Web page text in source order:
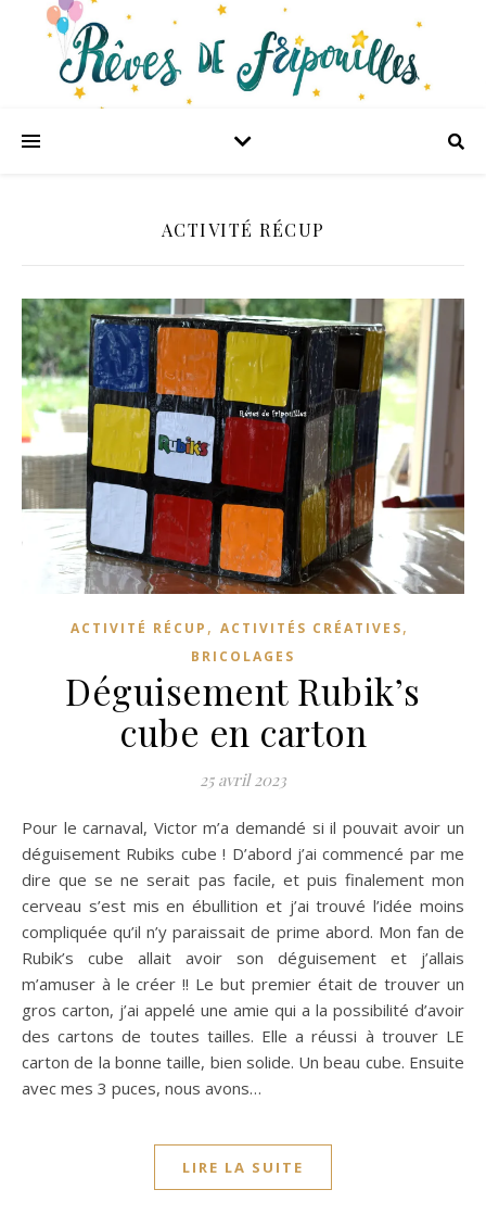
ACTIVITÉ RÉCUP
ACTIVITÉ RÉCUP , ACTIVITÉS CRÉATIVES,
BRICOLAGES
Déguisement Rubik’s
cube en carton
25 avril 2023
Pour le carnaval, Victor m’a demandé si il pouvait avoir un
déguisement Rubiks cube ! D’abord j’ai commencé par me
dire que se ne serait pas facile, et puis finalement mon
cerveau s’est mis en ébullition et j’ai trouvé l’idée moins
compliquée qu’il n’y paraissait de prime abord. Mon fan de
Rubik’s cube allait avoir son déguisement et j’allais
m’amuser à le créer !! Le but premier était de trouver un
gros carton, j’ai appelé une amie qui a la possibilité d’avoir
des cartons de toutes tailles. Elle a réussi à trouver LE
carton de la bonne taille, bien solide. Un beau cube. Ensuite
avec mes 3 puces, nous avons…
LIRE LA SUITE